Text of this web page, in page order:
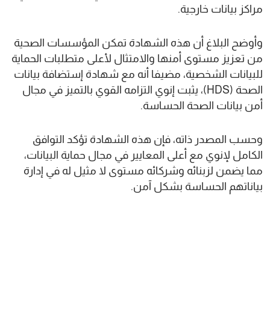
مراكز بيانات خارجية.
وأوضح البلاغ أن هذه الشهادة تمكن المؤسسات الصحية
من تعزيز مستوى أمنها والامتثال لأعلى متطلبات الحماية
للبيانات الشخصية، مضيفا أنه مع شهادة إستضافة بيانات
الصحة (HDS)، يثبت إنوي التزامه القوي بالتميز في مجال
أمن بيانات الصحة الحساسة.
وحسب المصدر ذاته، فإن هذه الشهادة تؤكد التوافق
الكامل لإنوي مع أعلى المعايير في مجال حماية البيانات،
مما يضمن لزبنائه وشركائه مستوى لا مثيل له في إدارة
بياناتهم الحساسة بشكل آمن.